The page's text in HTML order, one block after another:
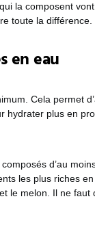
la composent
toute la différence.
en eau
Cela permet
hydrater plus en
d’au
les plus riches
le melon. Il ne